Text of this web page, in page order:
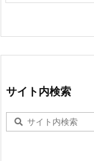
サイト内検索